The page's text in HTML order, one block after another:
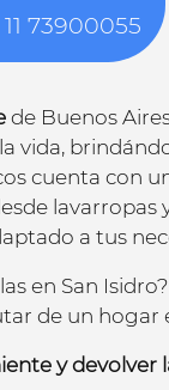
73900055
de Buenos
vida,
cuenta con
lavarropas
a tus
en San
de un hogar
y devolver